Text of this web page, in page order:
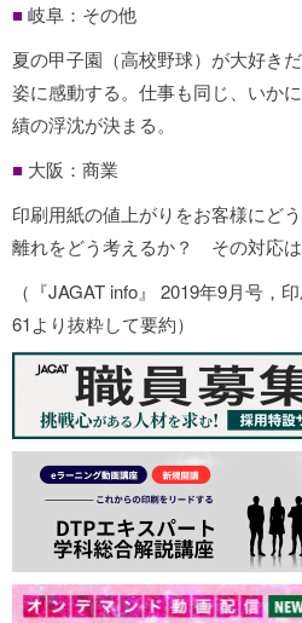
■岐阜：その他
夏の甲子園（高校野球）が大好き
姿に感動する。仕事も同じ、いか
績の浮沈が決まる。
■ 大阪：商業
印刷用紙の値上がりをお客様にど
離れをどう考えるか？ その対応
（『JAGAT info』 2019年9月号，
61より抜粋して要約）